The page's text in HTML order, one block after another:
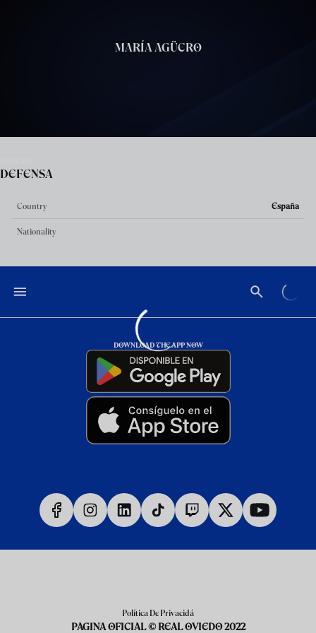
MARÍA AGÜERO
DEFENSA
Country España
Nationality
DOWNLOAD THE APP NOW
Política De Privacidá
PAGINA OFICIAL © REAL OVIEDO 2022